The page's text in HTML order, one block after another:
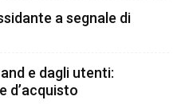
a segnale di
e dagli utenti:
d’acquisto